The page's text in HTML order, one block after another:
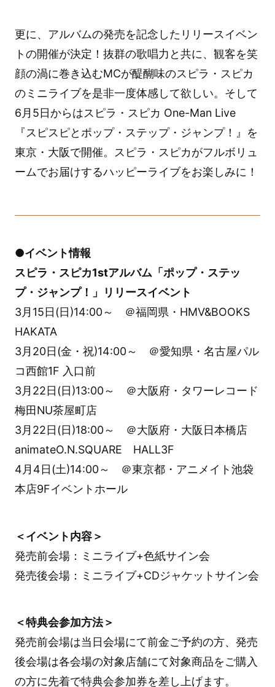
更に、アルバムの発売を記念したリリースイベン
トの開催が決定！抜群の歌唱力と共に、観客を笑
顔の渦に巻き込むMCが醍醐味のスピラ・スピカ
のミニライブを是非一度体感して欲しい。そして
6月5日からはスピラ・スピカ One-Man Live
『スピスピとポップ・ステップ・ジャンプ！』を
東京・大阪で開催。スピラ・スピカがフルボリュ
ームでお届けするハッピーライブをお楽しみに！
●イベント情報
スピラ・スピカ1stアルバム「ポップ・ステッ
プ・ジャンプ！」リリースイベント
3月15日(日)14:00～ ＠福岡県・HMV&BOOKS
HAKATA
3月20日(金・祝)14:00～ ＠愛知県・名古屋パル
コ西館1F 入口前
3月22日(日)13:00～ ＠大阪府・タワーレコード
梅田NU茶屋町店
3月22日(日)18:00～ ＠大阪府・大阪日本橋店
animateO.N.SQUARE HALL3F
4月4日(土)14:00～ ＠東京都・アニメイト池袋
本店9Fイベントホール
＜イベント内容＞
発売前会場：ミニライブ+色紙サイン会
発売後会場：ミニライブ+CDジャケットサイン会
＜特典会参加方法＞
発売前会場は当日会場にて前金ご予約の方、発売
後会場は各会場の対象店舗にて対象商品をご購入
の方に先着で特典会参加券を差し上げます。